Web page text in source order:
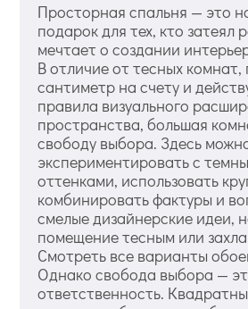
Просторная спальня — это
подарок для тех, кто затеял
мечтает о создании
В отличие от тесных комнат,
сантиметр на счету и
правила визуального
пространства, большая
свободу выбора. Здесь
экспериментировать с
оттенками, использовать
комбинировать фактуры и
смелые дизайнерские идеи,
помещение тесным или
Смотреть все варианты
Однако свобода выбора —
ответственность.